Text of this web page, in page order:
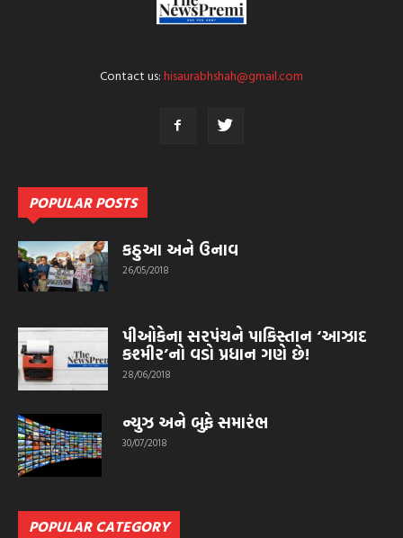
Contact us:hisaurabhshah@gmail.com
POPULAR POSTS
કઠુઆ અને ઉનાવ
26/05/2018
પીઓકેના સરપંચને પાકિસ્તાન ‘આઝાદ
કશ્મીર’નો વડો પ્રધાન ગણે છે!
28/06/2018
ન્યુઝ અને બુફે સમારંભ
30/07/2018
POPULAR CATEGORY